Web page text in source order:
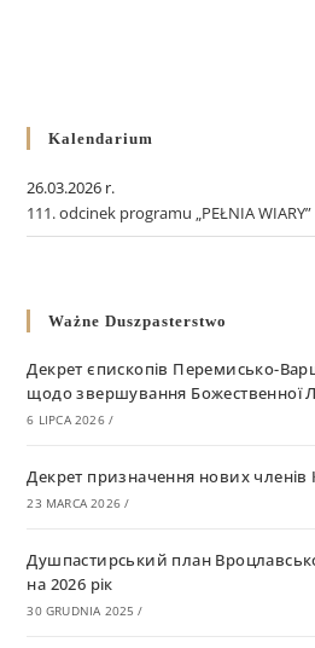
Kalendarium
26.03.2026 r.
111. odcinek programu „PEŁNIA WIARY”
Ważne Duszpasterstwo
Декрет єпископів Перемисько-
щодо звершування Божественної
6 LIPCA 2026 /
Декрет призначення нових членів
23 MARCA 2026 /
Душпастирський план
на 2026 рік
30 GRUDNIA 2025 /